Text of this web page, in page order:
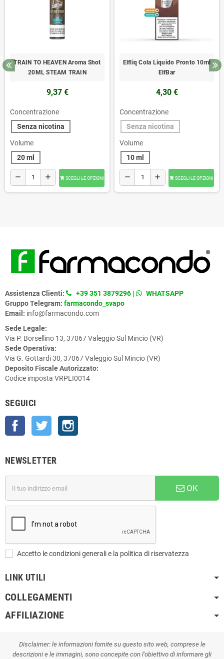
TRAIN TO HEAVEN Aroma Shot
20ML STEAM TRAIN
9,37 €
Concentrazione
Senza nicotina
Volume
20 ml
remove add  SCEGLI LE OPZIONI
Elfliq Cola Liquido Pronto 10ml
ElfBar
4,30 €
Concentrazione
Senza nicotina
Volume
10 ml
remove add  SCEGLI LE OPZIONI
Assistenza Clienti: +39 351 3879296 |
WHATSAPP
Gruppo Telegram: farmacondo_svapo
Email: info@farmacondo.com
Sede Legale:
Via P. Borsellino 13, 37067 Valeggio Sul Mincio (VR)
Sede Operativa:
Via G. Gottardi 30, 37067 Valeggio Sul Mincio (VR)
Deposito Fiscale Autorizzato:
Codice imposta VRPLI0014
SEGUICI
Facebook Twitter
NEWSLETTER
OK
Accetto le condizioni generali e la politica di riservatezza
LINK UTILI
COLLEGAMENTI
AFFILIAZIONE
Disclaimer: le informazioni fornite su questo sito web, comprese le
descrizioni e le immagini, sono concepite con l'obiettivo di informare gli